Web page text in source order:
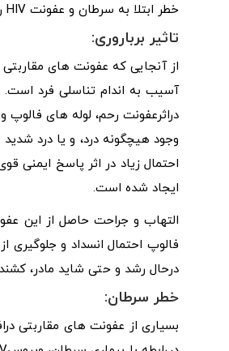
خطر ابتلا به سرطان و عفونت HIV را به دنبال خواهد داشت.
تاثیر برباروری:
از آنجایی که عفونت های
دراثرعفونت رحم، لوله های
ایجاد شده است.
التهاب و جراحت حاصل از این
فالوپ احتمال انسداد و جلوگیری
درحال رشد و حتی شاید مادر،
خطر سرطان:
بسیاری از عفونت های مقاربتی